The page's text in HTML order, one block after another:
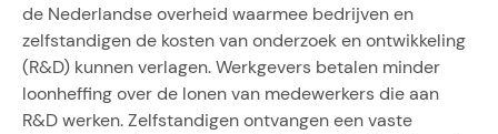
de Nederlandse overheid waarmee bedrijven en
zelfstandigen de kosten van onderzoek en ontwikkeling
(R&D) kunnen verlagen. Werkgevers betalen minder
loonheffing over de lonen van medewerkers die aan
R&D werken. Zelfstandigen ontvangen een vaste